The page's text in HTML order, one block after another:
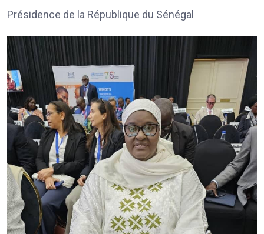
Présidence de la République du Sénégal